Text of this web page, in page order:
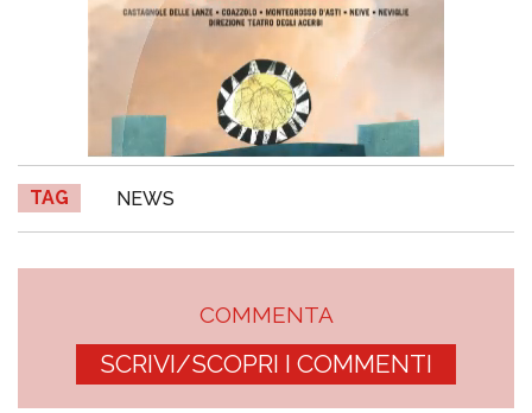
TAG NEWS
COMMENTA
SCRIVI/SCOPRI I COMMENTI